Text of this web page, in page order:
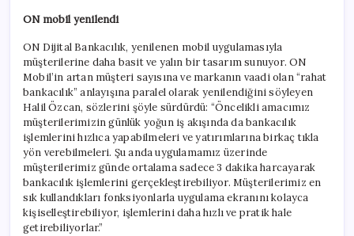
ON mobil yenilendi
ON Dijital Bankacılık, yenilenen mobil uygulamasıyla
müşterilerine daha basit ve yalın bir tasarım sunuyor. ON
Mobil’in artan müşteri sayısına ve markanın vaadi olan “rahat
bankacılık” anlayışına paralel olarak yenilendiğini söyleyen
Halil Özcan, sözlerini şöyle sürdürdü: “Öncelikli amacımız
müşterilerimizin günlük yoğun iş akışında da bankacılık
işlemlerini hızlıca yapabilmeleri ve yatırımlarına birkaç tıkla
yön verebilmeleri. Şu anda uygulamamız üzerinde
müşterilerimiz günde ortalama sadece 3 dakika harcayarak
bankacılık işlemlerini gerçekleştirebiliyor. Müşterilerimiz en
sık kullandıkları fonksiyonlarla uygulama ekranını kolayca
kişiselleştirebiliyor, işlemlerini daha hızlı ve pratik hale
getirebiliyorlar.”